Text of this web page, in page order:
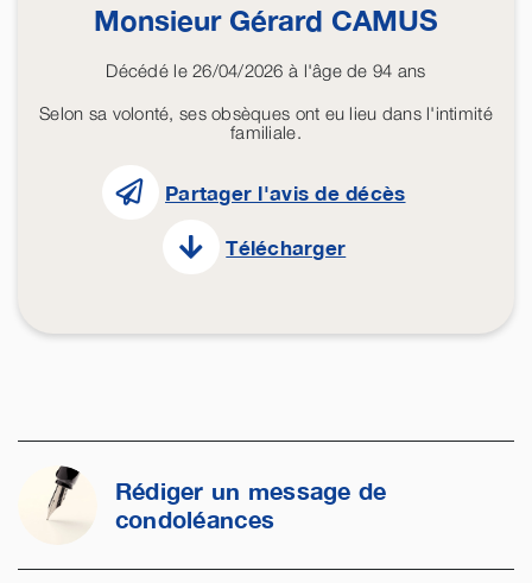
Monsieur Gérard CAMUS
Décédé le 26/04/2026 à l'âge de 94 ans
Selon sa volonté, ses obsèques ont eu lieu dans l'intimité
familiale.
Partager l'avis de décès
Télécharger
Rédiger un message de
condoléances